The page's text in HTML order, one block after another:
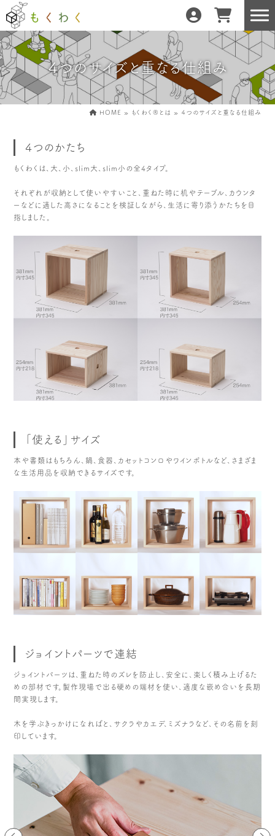
もくわくだけの特徴 地域の職人の手仕事で
どんな暮らしにもフィット 森と暮らしを環る
産地・製造所紹介 樹種紹介
産地との相性診断
お知らせ もくわくの使い方&選び方
木や森のこと もくわく的 わくわく暮らし
もくわく開発ストーリー もくわく産地だより
出店情報！ メディア掲載＆プレスリリース
全て見る
４つのサイズと重なる仕組み
HOME » もくわく®︎とは » ４つのサイズと重なる仕組み
４つのかたち
もくわくは、大、小、slim大、slim小の全4タイプ。
それぞれが収納として使いやすいこと、重ねた時に机やテーブル、カウンタ
ーなどに適した高さになることを検証しながら、生活に寄り添うかたちを目
指しました。
「使える」サイズ
本や書類はもちろん、鍋、食器、カセットコンロやワインボトルなど、さまざま
な生活用品を収納できるサイズです。
ジョイントパーツで連結
ジョイントパーツは、重ねた時のズレを防止し、安全に、楽しく積み上げるた
めの部材です。製作現場で出る硬めの端材を使い、適度な嵌め合いを長期
間実現します。
木を学ぶきっかけになればと、サクラやカエデ、ミズナラなど、その名前を刻
印しています。